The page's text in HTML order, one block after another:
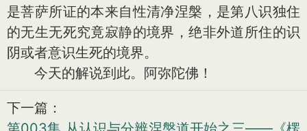
是菩萨所证的本来自性清净涅槃，是第八识独住
的无生无死究竟寂静的境界，绝非外道所住的识
阴或者意识生死的境界。
今天的解说到此。阿弥陀佛！
下一篇：